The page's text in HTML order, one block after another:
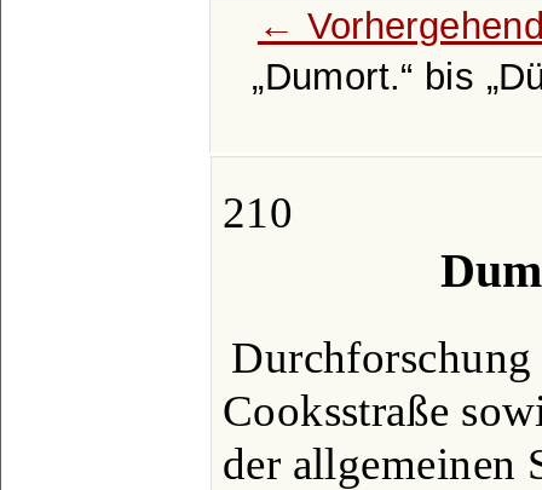
←
Dumort.
bis
210
Durchforschung
Cooksstraße
der allgemeinen